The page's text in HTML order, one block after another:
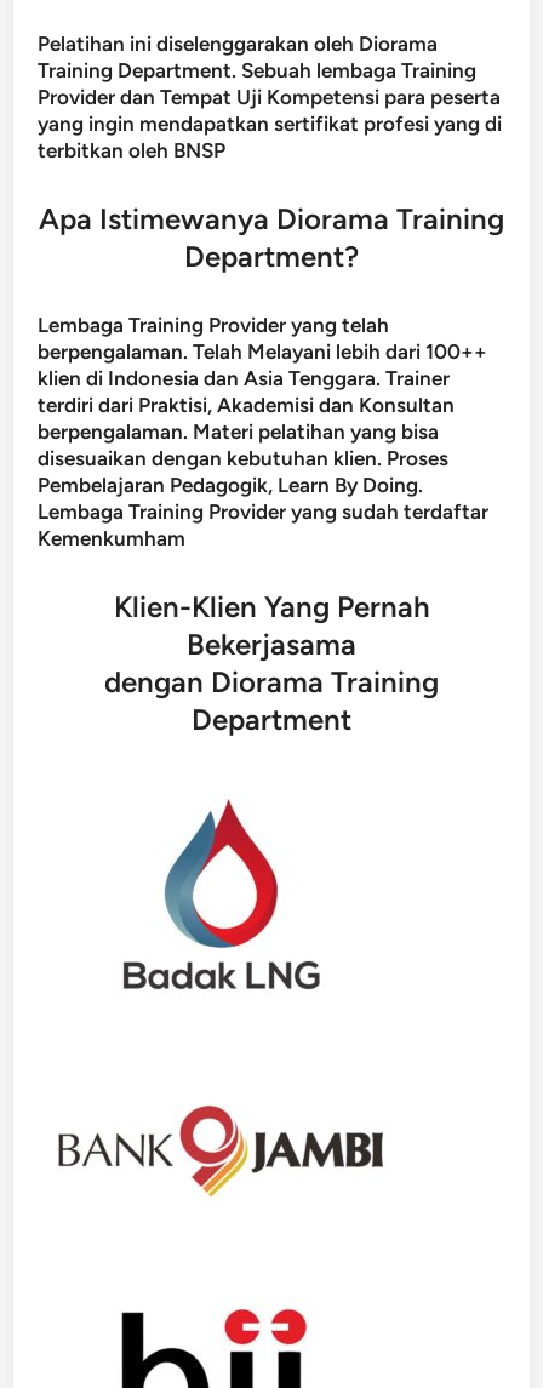
Pelatihan ini diselenggarakan oleh Diorama
Training Department. Sebuah lembaga Training
Provider dan Tempat Uji Kompetensi para peserta
yang ingin mendapatkan sertifikat profesi yang di
terbitkan oleh BNSP
Apa Istimewanya Diorama Training
Department?
Lembaga Training Provider yang telah
berpengalaman. Telah Melayani lebih dari 100++
klien di Indonesia dan Asia Tenggara. Trainer
terdiri dari Praktisi, Akademisi dan Konsultan
berpengalaman. Materi pelatihan yang bisa
disesuaikan dengan kebutuhan klien. Proses
Pembelajaran Pedagogik, Learn By Doing.
Lembaga Training Provider yang sudah terdaftar
Kemenkumham
Klien-Klien Yang Pernah
Bekerjasama
dengan Diorama Training
Department